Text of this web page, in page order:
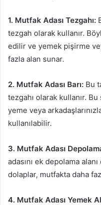
1. Mutfak Adası Tezgahı:
tezgah olarak kullanır.
edilir ve yemek pişirme
fazla alan sunar.
2. Mutfak Adası Barı: Bu
tezgahı olarak kullanır.
yeme veya
kullanılabilir.
3. Mutfak Adası
adasını ek depolama
dolaplar, mutfakta daha
4. Mutfak Adası Yemek